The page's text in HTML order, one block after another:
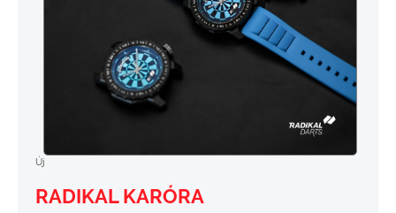
Új
RADIKAL KARÓRA